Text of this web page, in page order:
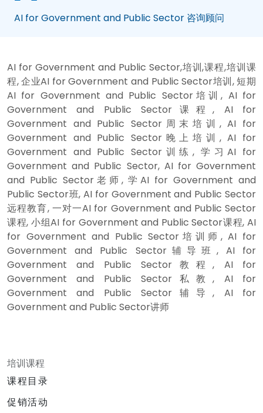
AI for Government and Public Sector 咨询顾问
AI for Government and Public Sector,培训,课程,培训课
程, 企业AI for Government and Public Sector培训, 短期
AI for Government and Public Sector培训, AI for
Government and Public Sector课程, AI for
Government and Public Sector周末培训, AI for
Government and Public Sector晚上培训, AI for
Government and Public Sector训练, 学习AI for
Government and Public Sector, AI for Government
and Public Sector老师, 学AI for Government and
Public Sector班, AI for Government and Public Sector
远程教育, 一对一AI for Government and Public Sector
课程, 小组AI for Government and Public Sector课程, AI
for Government and Public Sector培训师, AI for
Government and Public Sector辅导班, AI for
Government and Public Sector教程, AI for
Government and Public Sector私教, AI for
Government and Public Sector辅导, AI for
Government and Public Sector讲师
培训课程
课程目录
促销活动